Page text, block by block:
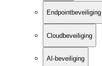
Endpointbeveiliging
Cloudbeveiliging
AI-beveiliging